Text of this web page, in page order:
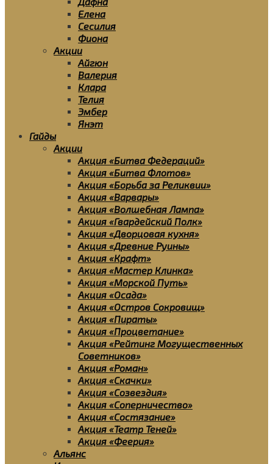
Елена
Сесилия
Фиона
Акции
Айгюн
Валерия
Клара
Телия
Эмбер
Янэт
Гайды
Акции
Акция «Битва Федераций»
Акция «Битва Флотов»
Акция «Борьба за Реликвии»
Акция «Варвары»
Акция «Волшебная Лампа»
Акция «Гвардейский Полк»
Акция «Дворцовая кухня»
Акция «Древние Руины»
Акция «Крафт»
Акция «Мастер Клинка»
Акция «Морской Путь»
Акция «Осада»
Акция «Остров Сокровищ»
Акция «Пираты»
Акция «Процветание»
Акция «Рейтинг Могущественных
Советников»
Акция «Роман»
Акция «Скачки»
Акция «Созвездия»
Акция «Соперничество»
Акция «Состязание»
Акция «Театр Теней»
Акция «Феерия»
Альянс